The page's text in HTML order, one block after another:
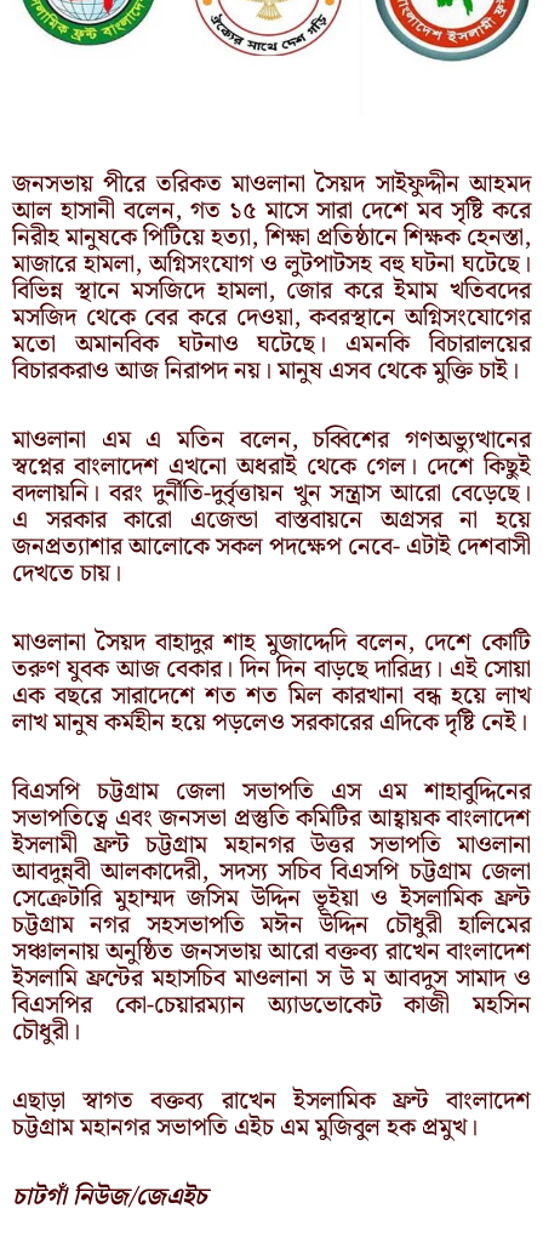
জনসভায় পীরে তরিকত মাওলানা সৈয়দ সাইফুদ্দীন আহমদ
আল হাসানী বলেন, গত ১৫ মাসে সারা দেশে মব সৃষ্টি করে
নিরীহ মানুষকে পিটিয়ে হত্যা, শিক্ষা প্রতিষ্ঠানে শিক্ষক হেনস্তা,
মাজারে হামলা, অগ্নিসংযোগ ও লুটপাটসহ বহু ঘটনা ঘটেছে।
বিভিন্ন স্থানে মসজিদে হামলা, জোর করে ইমাম খতিবদের
মসজিদ থেকে বের করে দেওয়া, কবরস্থানে অগ্নিসংযোগের
মতো অমানবিক ঘটনাও ঘটেছে। এমনকি বিচারালয়ের
বিচারকরাও আজ নিরাপদ নয়। মানুষ এসব থেকে মুক্তি চাই।
মাওলানা এম এ মতিন বলেন, চব্বিশের গণঅভ্যুত্থানের
স্বপ্নের বাংলাদেশ এখনো অধরাই থেকে গেল। দেশে কিছুই
বদলায়নি। বরং দুর্নীতি-দুর্বৃত্তায়ন খুন সন্ত্রাস আরো বেড়েছে।
এ সরকার কারো এজেন্ডা বাস্তবায়নে অগ্রসর না হয়ে
জনপ্রত্যাশার আলোকে সকল পদক্ষেপ নেবে- এটাই দেশবাসী
দেখতে চায়।
মাওলানা সৈয়দ বাহাদুর শাহ মুজাদ্দেদি বলেন, দেশে কোটি
তরুণ যুবক আজ বেকার। দিন দিন বাড়ছে দারিদ্র্য। এই সোয়া
এক বছরে সারাদেশে শত শত মিল কারখানা বন্ধ হয়ে লাখ
লাখ মানুষ কর্মহীন হয়ে পড়লেও সরকারের এদিকে দৃষ্টি নেই।
বিএসপি চট্টগ্রাম জেলা সভাপতি এস এম শাহাবুদ্দিনের
সভাপতিত্বে এবং জনসভা প্রস্তুতি কমিটির আহ্বায়ক বাংলাদেশ
ইসলামী ফ্রন্ট চট্টগ্রাম মহানগর উত্তর সভাপতি মাওলানা
আবদুন্নবী আলকাদেরী, সদস্য সচিব বিএসপি চট্টগ্রাম জেলা
সেক্রেটারি মুহাম্মদ জসিম উদ্দিন ভূইয়া ও ইসলামিক ফ্রন্ট
চট্টগ্রাম নগর সহসভাপতি মঈন উদ্দিন চৌধুরী হালিমের
সঞ্চালনায় অনুষ্ঠিত জনসভায় আরো বক্তব্য রাখেন বাংলাদেশ
ইসলামি ফ্রন্টের মহাসচিব মাওলানা স উ ম আবদুস সামাদ ও
বিএসপির কো-চেয়ারম্যান অ্যাডভোকেট কাজী মহসিন
চৌধুরী।
এছাড়া স্বাগত বক্তব্য রাখেন ইসলামিক ফ্রন্ট বাংলাদেশ
চট্টগ্রাম মহানগর সভাপতি এইচ এম মুজিবুল হক প্রমুখ।
চাটগাঁ নিউজ/জেএইচ